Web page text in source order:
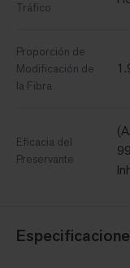
Tráfico
Proporción de
Modificación de
la Fibra
Eficacia del
Preservante